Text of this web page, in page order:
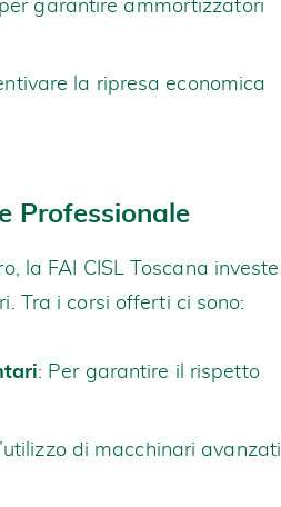
garantire ammortizzatori
la ripresa economica
Professionale
la FAI CISL Toscana investe
Tra i corsi offerti ci sono:
: Per garantire il rispetto
di macchinari avanzati